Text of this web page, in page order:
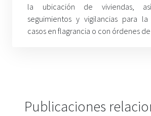
la ubicación de viviendas,
seguimientos y vigilancias para
casos en flagrancia o con órdenes
Publicaciones